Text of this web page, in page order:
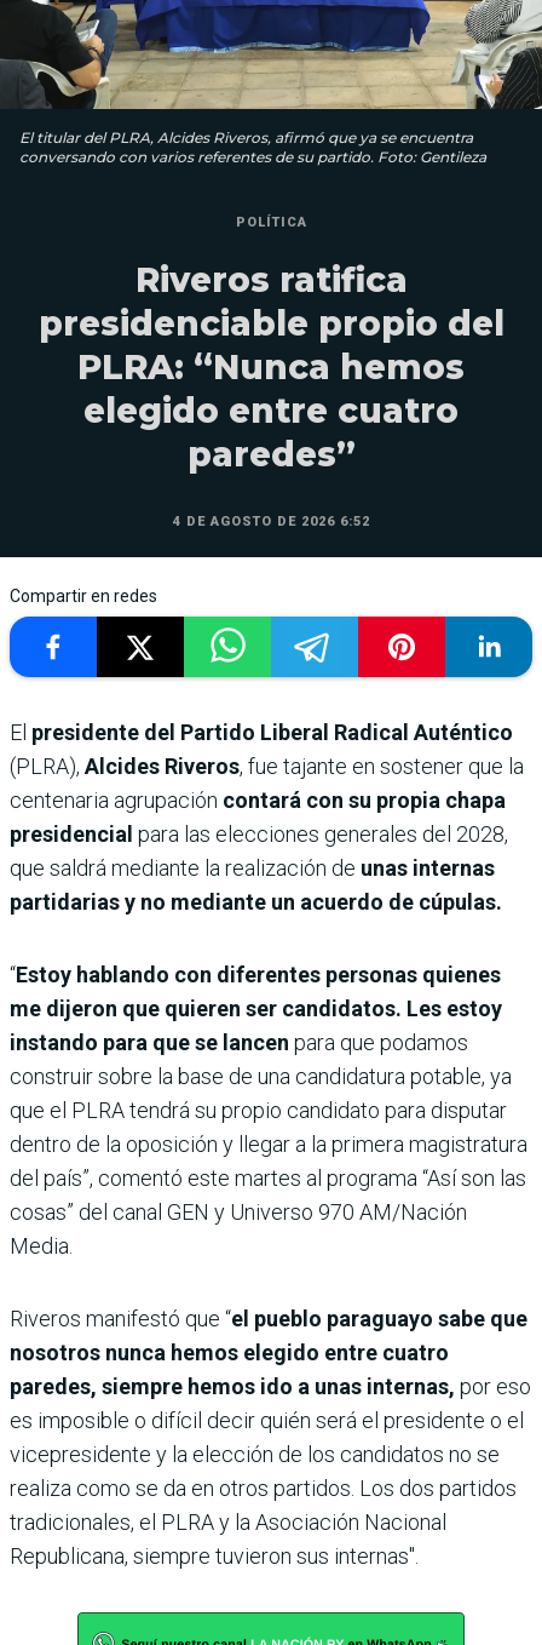
El titular del PLRA, Alcides Riveros, afirmó que ya se encuentra
conversando con varios referentes de su partido. Foto: Gentileza
POLÍTICA
Riveros ratifica
presidenciable propio del
PLRA: “Nunca hemos
elegido entre cuatro
paredes”
4 DE AGOSTO DE 2026 6:52
Compartir en redes
El presidente del Partido Liberal Radical Auténtico
(PLRA), Alcides Riveros, fue tajante en sostener que la
centenaria agrupación contará con su propia chapa
presidencial para las elecciones generales del 2028,
que saldrá mediante la realización de unas internas
partidarias y no mediante un acuerdo de cúpulas.
“Estoy hablando con diferentes personas quienes
me dijeron que quieren ser candidatos. Les estoy
instando para que se lancen para que podamos
construir sobre la base de una candidatura potable, ya
que el PLRA tendrá su propio candidato para disputar
dentro de la oposición y llegar a la primera magistratura
del país”, comentó este martes al programa “Así son las
cosas” del canal GEN y Universo 970 AM/Nación
Media.
Riveros manifestó que “el pueblo paraguayo sabe que
nosotros nunca hemos elegido entre cuatro
paredes, siempre hemos ido a unas internas, por eso
es imposible o difícil decir quién será el presidente o el
vicepresidente y la elección de los candidatos no se
realiza como se da en otros partidos. Los dos partidos
tradicionales, el PLRA y la Asociación Nacional
Republicana, siempre tuvieron sus internas".